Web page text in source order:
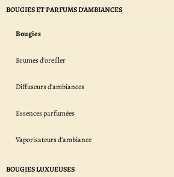
BOUGIES ET PARFUMS D'AMBIANCES
Bougies
Brumes d'oreiller
Diffuseurs d'ambiances
Essences parfumées
Vaporisateurs d'ambiance
BOUGIES LUXUEUSES